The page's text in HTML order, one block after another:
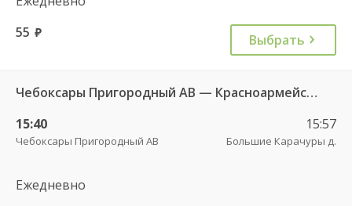
55 руб. Выбрать
Чебоксары Пригородный АВ — Красноармейское с. ДКП 121
15:40
Чебоксары Пригородный АВ
15:57
Большие Карачуры д.
Ежедневно